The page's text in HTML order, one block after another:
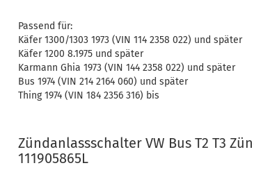
Passend für:
Käfer 1300/1303 1973 (VIN 114 2358 022) und später
Käfer 1200 8.1975 und später
Karmann Ghia 1973 (VIN 144 2358 022) und später
Bus 1974 (VIN 214 2164 060) und später
Thing 1974 (VIN 184 2356 316) bis
Zündanlassschalter VW Bus T2 T3
111905865L